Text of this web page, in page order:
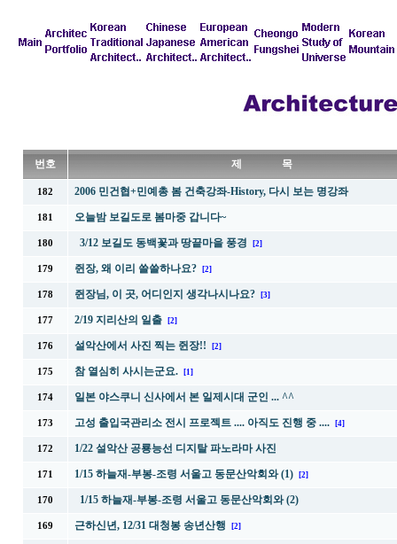
번호 제 목
182 2006 민건협+민예총 봄 건축강좌-History, 다시 보는 명강좌
181 오늘밤 보길도로 봄마중 갑니다~
180 3/12 보길도 동백꽃과 땅끝마을 풍경 [2]
179 쥔장, 왜 이리 쓸쓸하나요? [2]
178 쥔장님, 이 곳, 어디인지 생각나시나요? [3]
177 2/19 지리산의 일출 [2]
176 설악산에서 사진 찍는 쥔장!! [2]
175 참 열심히 사시는군요. [1]
174 일본 야스쿠니 신사에서 본 일제시대 군인 ... ^^
173 고성 출입국관리소 전시 프로젝트 .... 아직도 진행 중 .... [4]
172 1/22 설악산 공룡능선 디지탈 파노라마 사진
171 1/15 하늘재-부봉-조령 서울고 동문산악회와 (1) [2]
170 1/15 하늘재-부봉-조령 서울고 동문산악회와 (2)
169 근하신년, 12/31 대청봉 송년산행 [2]